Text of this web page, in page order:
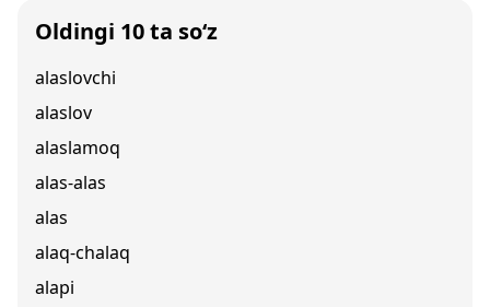
Oldingi 10 ta so‘z
alaslovchi
alaslov
alaslamoq
alas-alas
alas
alaq-chalaq
alapi